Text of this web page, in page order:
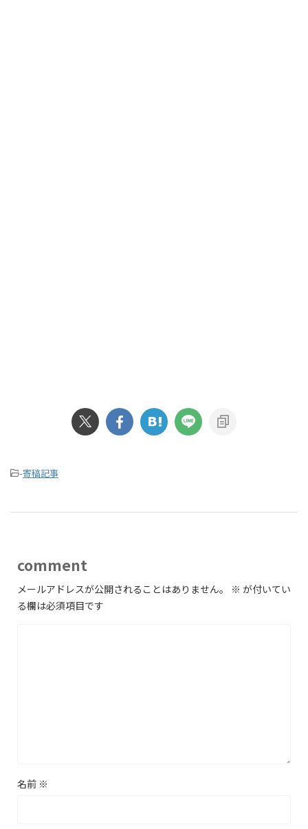
-寄稿記事
comment
メールアドレスが公開されることはありません。 ※ が付いてい
る欄は必須項目です
名前 ※